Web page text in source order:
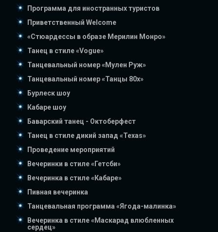
Программа для иностранных туристов
Приветственный Welcome
«Стюардессы в образе Мерилин Монро»
Танец в стиле «Vogue»
Танцевальный номер «Мулен Руж»
Танцевальный номер «Танцы 80х»
Бурлеск шоу
Кабаре шоу
Баварский танец - Октоберфест
Танец в стиле дикий запад «Texas»
Проведение мероприятий
Вечеринки в стиле «Гетсби»
Вечеринка в стиле «Кабаре»
Пивная вечеринка
Танцевальная программа «Ягода-малинка»
Вечеринка в стиле «Маскарад влюбленных
сердец»